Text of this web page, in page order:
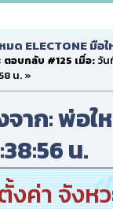
มด ELECTONE มือ
ตอบกลับ #125 เมื่อ:วัน
น. »
จาก: พ่อ
น.
งค่า จังห